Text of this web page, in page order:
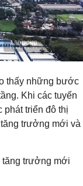
thấy những bước
Khi các tuyến
phát triển đô thị
trưởng mới và
tăng trưởng mới